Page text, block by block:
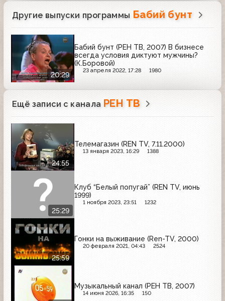
Другие выпуски программы Бабий бунт
20:29
Бабий бунт (РЕН ТВ, 2007) В бизнесе
всегда условия диктуют мужчины?
(К.Боровой)
23 апреля 2022, 17:28 1980
Ещё записи с канала РЕН ТВ
24:55
Телемагазин (REN TV, 7.11.2000)
13 января 2023, 16:29 1388
25:29
Клуб “Белый попугай” (REN TV, июнь
1999)
1 ноября 2023, 23:51 1232
25:59
Гонки на выживание (Ren-TV, 2000)
20 февраля 2021, 04:43 2524
Музыкальный канал (РЕН ТВ, 2007)
14 июня 2026, 16:35 150